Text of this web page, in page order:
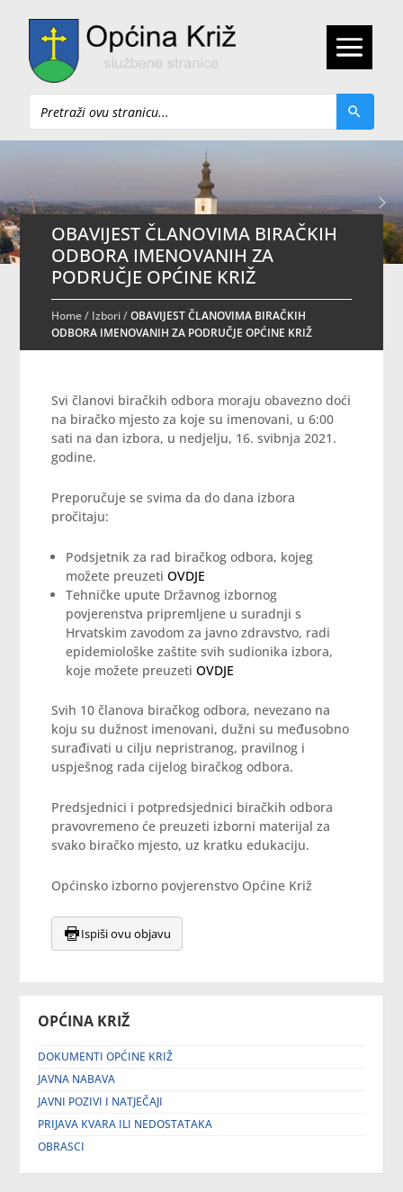
Pretraži
OPĆINA KRIŽ
DOKUMENTI OPĆINE KRIŽ
JAVNA NABAVA
JAVNI POZIVI I NATJEČAJI
PRIJAVA KVARA ILI NEDOSTATAKA
OBRASCI
OBAVIJEST ČLANOVIMA BIRAČKIH
ODBORA IMENOVANIH ZA
PODRUČJE OPĆINE KRIŽ
Home/ Izbori/OBAVIJEST ČLANOVIMA BIRAČKIH
ODBORA IMENOVANIH ZA PODRUČJE OPĆINE KRIŽ
Svi članovi biračkih odbora moraju obavezno doći
na biračko mjesto za koje su imenovani, u 6:00
sati na dan izbora, u nedjelju, 16. svibnja 2021.
godine.
Preporučuje se svima da do dana izbora
pročitaju:
Podsjetnik za rad biračkog odbora, kojeg
možete preuzetiOVDJE
Tehničke upute Državnog izbornog
povjerenstva pripremljene u suradnji s
Hrvatskim zavodom za javno zdravstvo, radi
epidemiološke zaštite svih sudionika izbora,
koje možete preuzetiOVDJE
Svih 10 članova biračkog odbora, nevezano na
koju su dužnost imenovani, dužni su međusobno
surađivati u cilju nepristranog, pravilnog i
uspješnog rada cijelog biračkog odbora.
Predsjednici i potpredsjednici biračkih odbora
pravovremeno će preuzeti izborni materijal za
svako biračko mjesto, uz kratku edukaciju.
Općinsko izborno povjerenstvo Općine Križ
Ispiši ovu objavu